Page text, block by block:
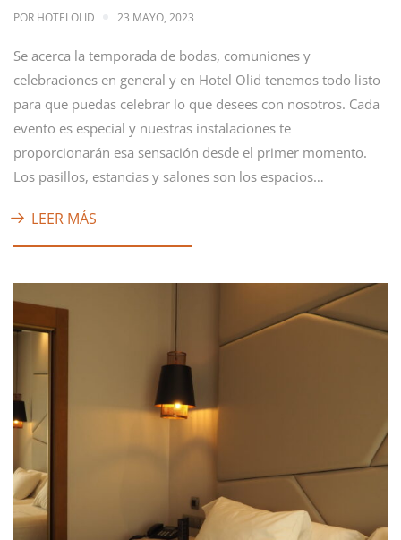
POR HOTELOLID 23 MAYO, 2023
Se acerca la temporada de bodas, comuniones y
celebraciones en general y en Hotel Olid tenemos todo listo
para que puedas celebrar lo que desees con nosotros. Cada
evento es especial y nuestras instalaciones te
proporcionarán esa sensación desde el primer momento.
Los pasillos, estancias y salones son los espacios…
LEER MÁS